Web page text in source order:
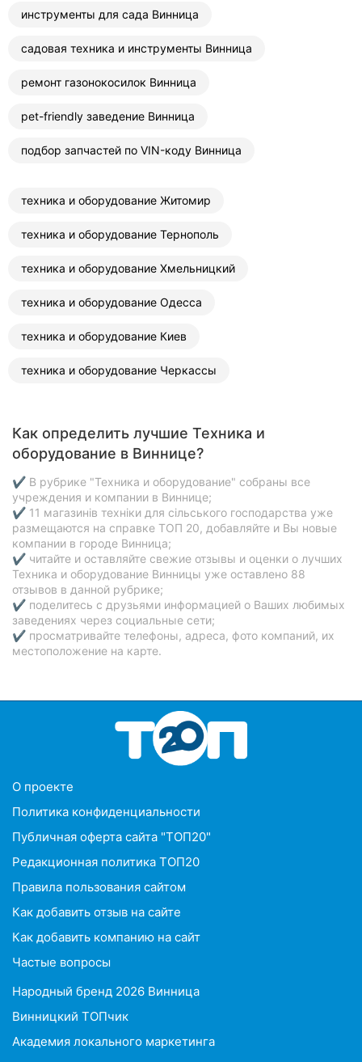
инструменты для сада Винница
садовая техника и инструменты Винница
ремонт газонокосилок Винница
pet-friendly заведение Винница
подбор запчастей по VIN-коду Винница
техника и оборудование Житомир
техника и оборудование Тернополь
техника и оборудование Хмельницкий
техника и оборудование Одесса
техника и оборудование Киев
техника и оборудование Черкассы
Как определить лучшие Техника и
оборудование в Виннице?
✔ В рубрике "Техника и оборудование" собраны все
учреждения и компании в Виннице;
✔ 11 магазинів техніки для сільського господарства уже
размещаются на справке ТОП 20, добавляйте и Вы новые
компании в городе Винница;
✔ читайте и оставляйте свежие отзывы и оценки о лучших
Техника и оборудование Винницы уже оставлено 88
отзывов в данной рубрике;
✔ поделитесь с друзьями информацией о Ваших любимых
заведениях через социальные сети;
✔ просматривайте телефоны, адреса, фото компаний, их
местоположение на карте.
O проекте
Политика конфиденциальности
Публичная оферта сайта "ТОП20"
Редакционная политика ТОП20
Правила пользования сайтом
Как добавить отзыв на сайте
Как добавить компанию на сайт
Частые вопросы
Народный бренд 2026 Винница
Винницкий ТОПчик
Академия локального маркетинга